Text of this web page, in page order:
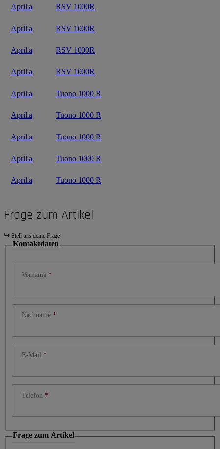
Aprilia RSV 1000R
Aprilia RSV 1000R
Aprilia RSV 1000R
Aprilia RSV 1000R
Aprilia Tuono 1000 R
Aprilia Tuono 1000 R
Aprilia Tuono 1000 R
Aprilia Tuono 1000 R
Aprilia Tuono 1000 R
Frage zum Artikel
Stell uns deine Frage
Kontaktdaten
Vorname
Nachname
E-Mail
Telefon
Frage zum Artikel